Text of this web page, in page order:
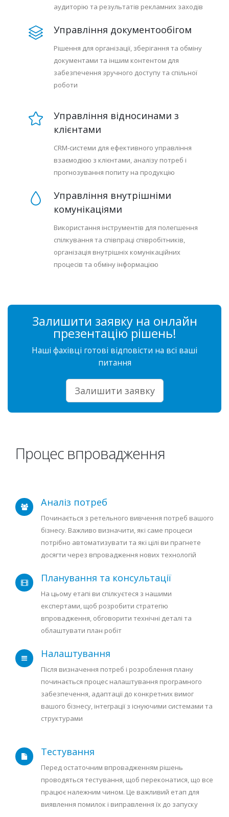
аудиторію та результатів рекламних заходів
Управління документообігом
Рішення для організації, зберігання та обміну
документами та іншим контентом для
забезпечення зручного доступу та спільної
роботи
Управління відносинами з
клієнтами
CRM-системи для ефективного управління
взаємодією з клієнтами, аналізу потреб і
прогнозування попиту на продукцію
Управління внутрішніми
комунікаціями
Використання інструментів для полегшення
спілкування та співпраці співробітників,
організація внутрішніх комунікаційних
процесів та обміну інформацією
Залишити заявку на онлайн
презентацію рішень!
Наші фахівці готові відповісти на всі ваші
питання
Залишити заявку
Процес впровадження
Аналіз потреб
Починається з ретельного вивчення потреб вашого
бізнесу. Важливо визначити, які саме процеси
потрібно автоматизувати та які цілі ви прагнете
досягти через впровадження нових технологій
Планування та консультації
На цьому етапі ви спілкуєтеся з нашими
експертами, щоб розробити стратегію
впровадження, обговорити технічні деталі та
облаштувати план робіт
Налаштування
Після визначення потреб і розроблення плану
починається процес налаштування програмного
забезпечення, адаптації до конкретних вимог
вашого бізнесу, інтеграції з існуючими системами та
структурами
Тестування
Перед остаточним впровадженням рішень
проводяться тестування, щоб переконатися, що все
працює належним чином. Це важливий етап для
виявлення помилок і виправлення їх до запуску